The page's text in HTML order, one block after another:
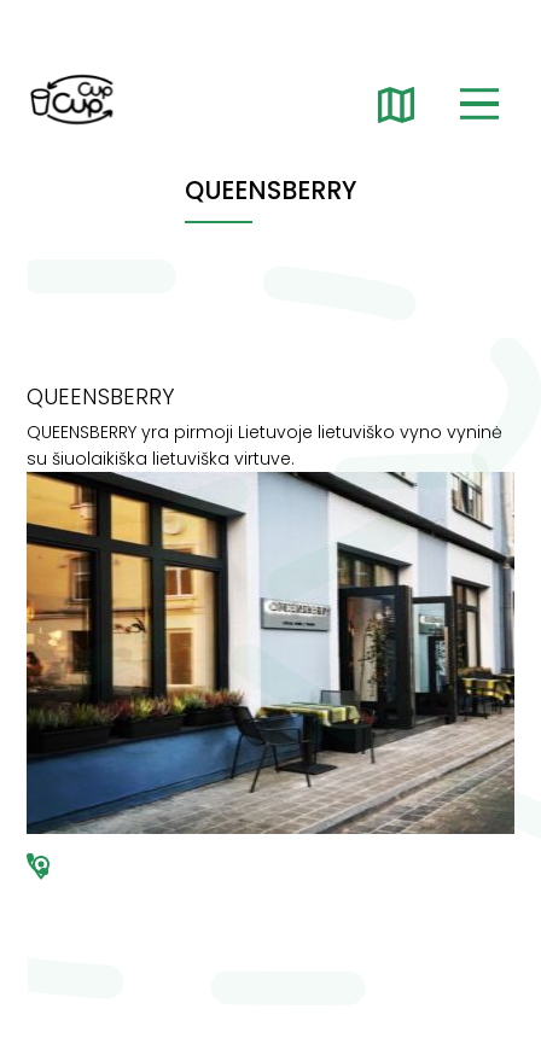
QUEENSBERRY
QUEENSBERRY
QUEENSBERRY yra pirmoji Lietuvoje lietuviško vyno vyninė
su šiuolaikiška lietuviška virtuve.